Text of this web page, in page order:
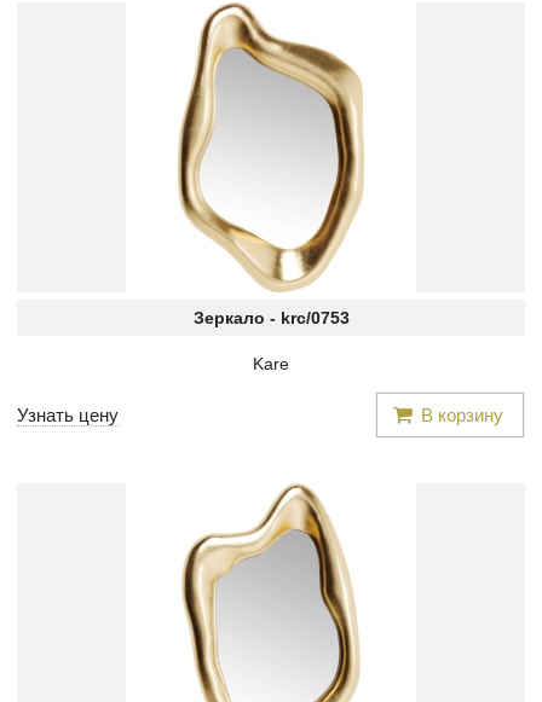
Зеркало - krc/0753
Kare
Узнать цену В корзину